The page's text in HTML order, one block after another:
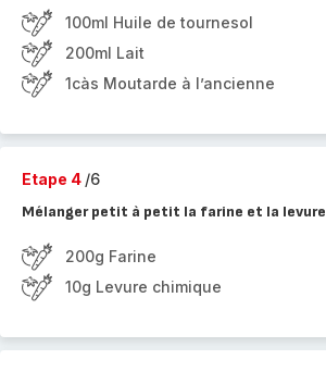
100ml Huile de tournesol
200ml Lait
1càs Moutarde à l’ancienne
Etape 4 /6
Mélanger petit à petit la farine et la levure
200g Farine
10g Levure chimique